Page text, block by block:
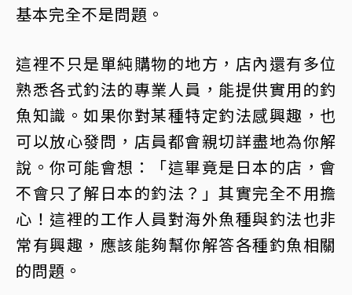
基本完全不是問題。
這裡不只是單純購物的地方，店內還有多位
熟悉各式釣法的專業人員，能提供實用的釣
魚知識。如果你對某種特定釣法感興趣，也
可以放心發問，店員都會親切詳盡地為你解
說。你可能會想：「這畢竟是日本的店，會
不會只了解日本的釣法？」其實完全不用擔
心！這裡的工作人員對海外魚種與釣法也非
常有興趣，應該能夠幫你解答各種釣魚相關
的問題。